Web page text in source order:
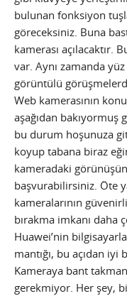
bulunan fonksiyon
göreceksiniz. Buna
kamerası açılacaktır.
var. Aynı zamanda
görüntülü
Web kamerasının
aşağıdan bakıyormuş
bu durum hoşunuza
koyup tabana biraz
kameradaki
başvurabilirsiniz. Öte
kameralarının
bırakma imkanı daha
Huawei’nin
mantığı, bu açıdan
Kameraya bant
gerekmiyor. Her şey,